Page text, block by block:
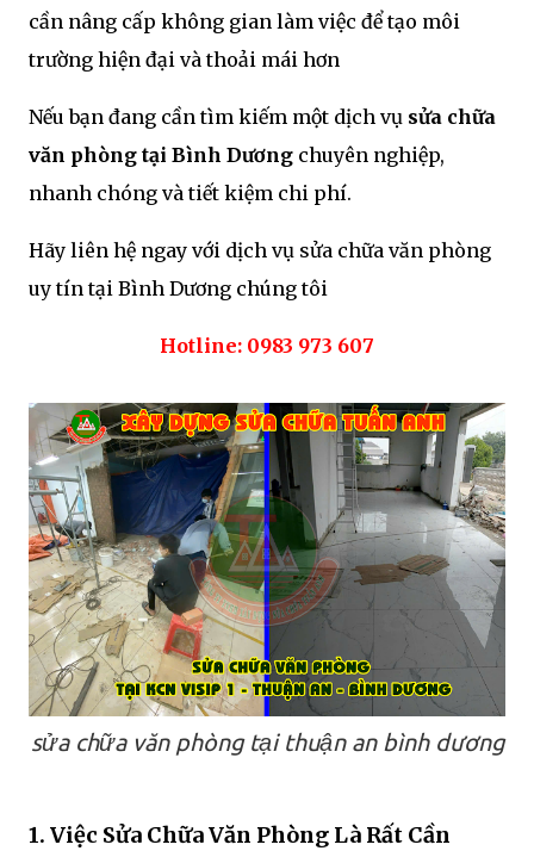
cần nâng cấp không gian làm việc để tạo môi
trường hiện đại và thoải mái hơn
Nếu bạn đang cần tìm kiếm một dịch vụ sửa chữa
văn phòng tại Bình Dương chuyên nghiệp,
nhanh chóng và tiết kiệm chi phí.
Hãy liên hệ ngay với dịch vụ sửa chữa văn phòng
uy tín tại Bình Dương chúng tôi
Hotline: 0983 973 607
sửa chữa văn phòng tại thuận an bình dương
1. Việc Sửa Chữa Văn Phòng Là Rất Cần